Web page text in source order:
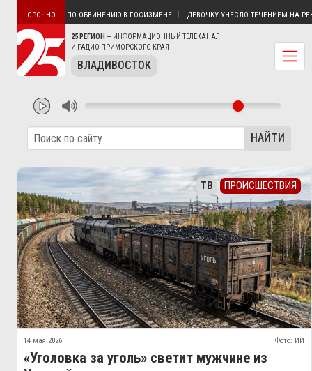
25 РЕГИОН — ИНФОРМАЦИОННЫЙ ТЕЛЕКАНАЛ
И РАДИО ПРИМОРСКОГО КРАЯ
ВЛАДИВОСТОК
СРОЧНОПО ОБВИНЕНИЮ В ГОСИЗМЕНЕ ДЕВОЧКУ УНЕСЛО ТЕЧЕНИЕМ НА РЕКЕ
НАЙТИ
ТВ ПРОИСШЕСТВИЯ
14 мая 2026 Фото: ИИ
«Уголовка за уголь» светит мужчине из